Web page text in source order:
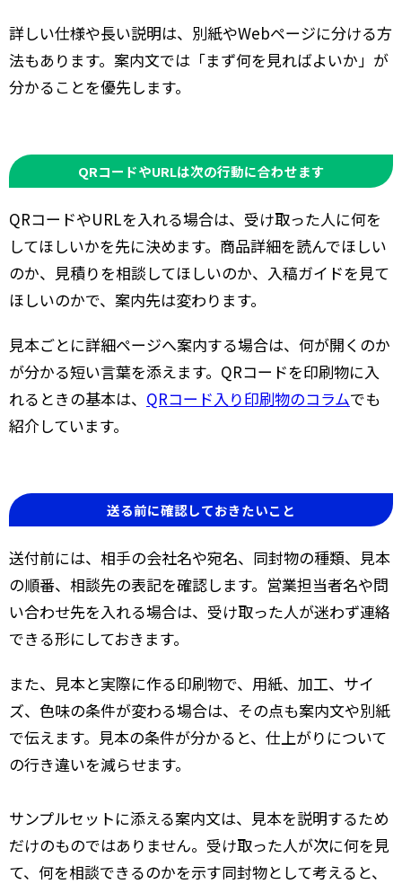
詳しい仕様や長い説明は、別紙やWebページに分ける方
法もあります。案内文では「まず何を見ればよいか」が
分かることを優先します。
QRコードやURLは次の行動に合わせます
QRコードやURLを入れる場合は、受け取った人に何を
してほしいかを先に決めます。商品詳細を読んでほしい
のか、見積りを相談してほしいのか、入稿ガイドを見て
ほしいのかで、案内先は変わります。
見本ごとに詳細ページへ案内する場合は、何が開くのか
が分かる短い言葉を添えます。QRコードを印刷物に入
れるときの基本は、 QRコード入り印刷物のコラムでも
紹介しています。
送る前に確認しておきたいこと
送付前には、相手の会社名や宛名、同封物の種類、見本
の順番、相談先の表記を確認します。営業担当者名や問
い合わせ先を入れる場合は、受け取った人が迷わず連絡
できる形にしておきます。
また、見本と実際に作る印刷物で、用紙、加工、サイ
ズ、色味の条件が変わる場合は、その点も案内文や別紙
で伝えます。見本の条件が分かると、仕上がりについて
の行き違いを減らせます。
サンプルセットに添える案内文は、見本を説明するため
だけのものではありません。受け取った人が次に何を見
て、何を相談できるのかを示す同封物として考えると、